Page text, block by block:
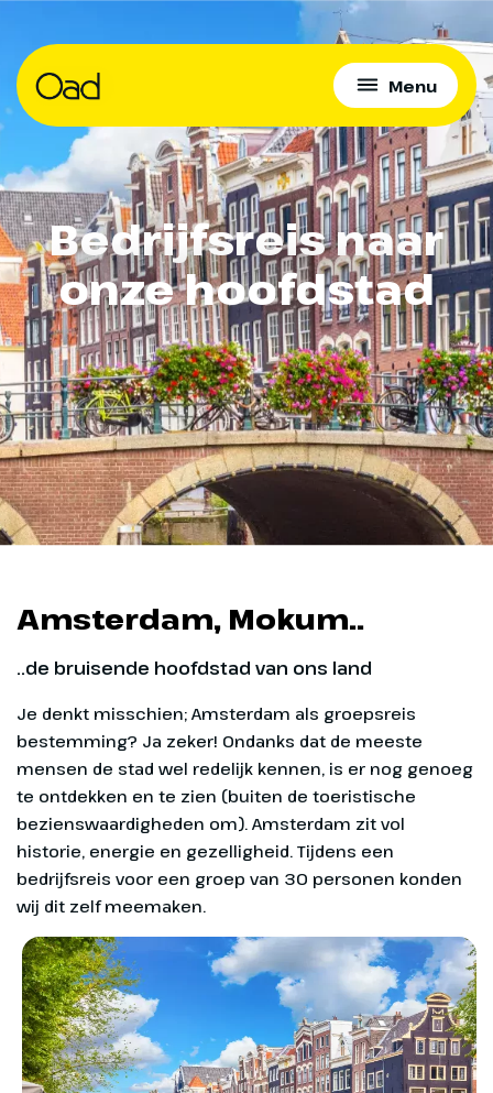
Menu
Bedrijfsreis naar
onze hoofdstad
Amsterdam, Mokum..
..de bruisende hoofdstad van ons land
Je denkt misschien; Amsterdam als groepsreis
bestemming? Ja zeker! Ondanks dat de meeste
mensen de stad wel redelijk kennen, is er nog genoeg
te ontdekken en te zien (buiten de toeristische
bezienswaardigheden om). Amsterdam zit vol
historie, energie en gezelligheid. Tijdens een
bedrijfsreis voor een groep van 30 personen konden
wij dit zelf meemaken.